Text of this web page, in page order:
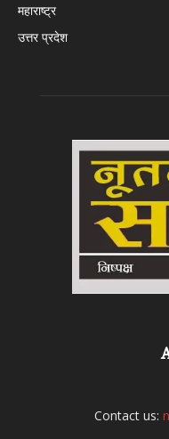
महाराष्ट्र
उत्तर प्रदेश
Contact us: